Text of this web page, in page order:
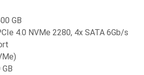
GB
4.0 NVMe 2280, 4x SATA 6Gb/s